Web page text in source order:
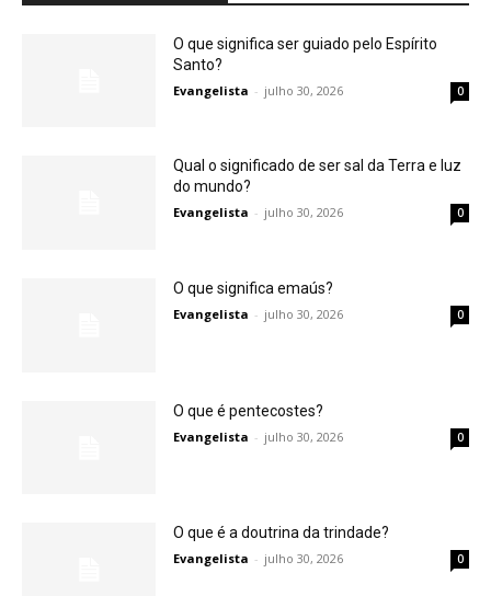
O que significa ser guiado pelo Espírito
Santo?
Evangelista - julho 30, 2026 0
Qual o significado de ser sal da Terra e luz
do mundo?
Evangelista - julho 30, 2026 0
O que significa emaús?
Evangelista - julho 30, 2026 0
O que é pentecostes?
Evangelista - julho 30, 2026 0
O que é a doutrina da trindade?
Evangelista - julho 30, 2026 0